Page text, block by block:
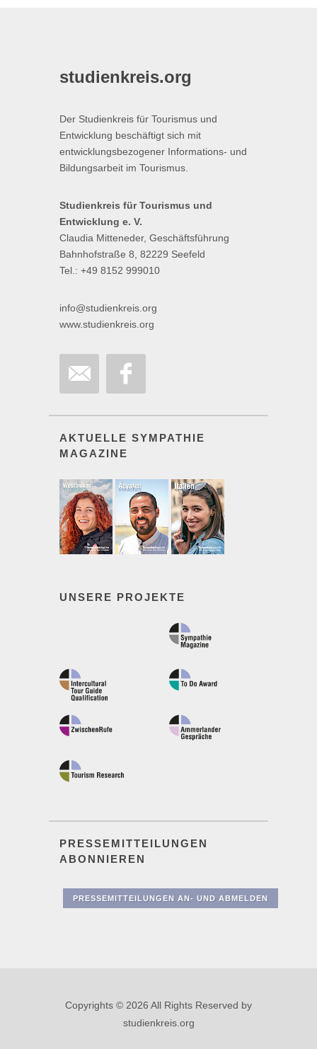
studienkreis.org
Der Studienkreis für Tourismus und
Entwicklung beschäftigt sich mit
entwicklungsbezogener Informations- und
Bildungsarbeit im Tourismus.
Studienkreis für Tourismus und
Entwicklung e. V.
Claudia Mitteneder, Geschäftsführung
Bahnhofstraße 8, 82229 Seefeld
Tel.: +49 8152 999010
info@studienkreis.org
www.studienkreis.org
AKTUELLE SYMPATHIE
MAGAZINE
UNSERE PROJEKTE
PRESSEMITTEILUNGEN
ABONNIEREN
PRESSEMITTEILUNGEN AN- UND ABMELDEN
Copyrights © 2026 All Rights Reserved by
studienkreis.org